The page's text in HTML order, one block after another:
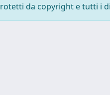
da copyright e tutti i